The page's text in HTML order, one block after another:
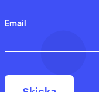
Email